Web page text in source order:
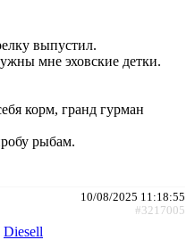
выпустил.
мне эховские детки.
корм, гранд гурман
рыбам.
10/08/2025 11:18:55
#3217005
Diesell